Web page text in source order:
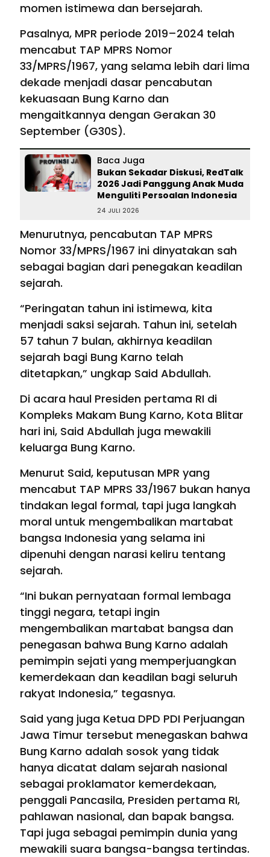
momen istimewa dan bersejarah.
Pasalnya, MPR periode 2019–2024 telah
mencabut TAP MPRS Nomor
33/MPRS/1967, yang selama lebih dari lima
dekade menjadi dasar pencabutan
kekuasaan Bung Karno dan
mengaitkannya dengan Gerakan 30
September (G30S).
Baca Juga
Bukan Sekadar Diskusi, RedTalk
2026 Jadi Panggung Anak Muda
Menguliti Persoalan Indonesia
24 JULI 2026
Menurutnya, pencabutan TAP MPRS
Nomor 33/MPRS/1967 ini dinyatakan sah
sebagai bagian dari penegakan keadilan
sejarah.
“Peringatan tahun ini istimewa, kita
menjadi saksi sejarah. Tahun ini, setelah
57 tahun 7 bulan, akhirnya keadilan
sejarah bagi Bung Karno telah
ditetapkan,” ungkap Said Abdullah.
Di acara haul Presiden pertama RI di
Kompleks Makam Bung Karno, Kota Blitar
hari ini, Said Abdullah juga mewakili
keluarga Bung Karno.
Menurut Said, keputusan MPR yang
mencabut TAP MPRS 33/1967 bukan hanya
tindakan legal formal, tapi juga langkah
moral untuk mengembalikan martabat
bangsa Indonesia yang selama ini
dipenuhi dengan narasi keliru tentang
sejarah.
“Ini bukan pernyataan formal lembaga
tinggi negara, tetapi ingin
mengembalikan martabat bangsa dan
penegasan bahwa Bung Karno adalah
pemimpin sejati yang memperjuangkan
kemerdekaan dan keadilan bagi seluruh
rakyat Indonesia,” tegasnya.
Said yang juga Ketua DPD PDI Perjuangan
Jawa Timur tersebut menegaskan bahwa
Bung Karno adalah sosok yang tidak
hanya dicatat dalam sejarah nasional
sebagai proklamator kemerdekaan,
penggali Pancasila, Presiden pertama RI,
pahlawan nasional, dan bapak bangsa.
Tapi juga sebagai pemimpin dunia yang
mewakili suara bangsa-bangsa tertindas.